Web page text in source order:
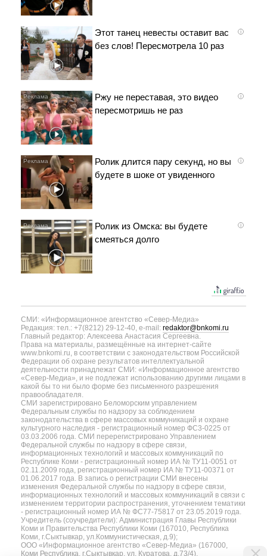
i
Этот танец невесты оставит вас
без слов! Пересмотрела 10 раз
i
Ржу не переставая, это видео
пересмотришь не раз
i
Ролик длится пару секунд, но вы
будете в шоке от увиденного
i
Ролик из Омска: вы будете
смеяться долго
СМИ: «Информационное агентство «Север-Медиа»
Редакция: тел.: +7(8212) 29-12-40, e-mail: redaktor@bnkomi.ru
Главный редактор: Алексеева Анастасия Сергеевна.
Права на материалы, размещённые на интернет-сайте
www.bnkomi.ru, в соответствии с законодательством Российской
Федерации об охране результатов интеллектуальной
деятельности принадлежат СМИ: «Информационное агентство
«Север-Медиа», и не подлежат использованию другими лицами в
какой бы то ни было форме без письменного разрешения
правообладателя.
СМИ зарегистрировано Беломорским управлением
Федеральным службы по надзору за соблюдением
законодательства в сфере массовых коммуникаций и охране
культурного наследия - регистрационный номер ФС3-0225 от
03.03.2006 года. СМИ перерегистрировано Управлением
Федеральной службы по надзору в сфере связи,
информационных технологий и массовых коммуникаций по
Республике Коми - регистрационный номер ИА № ТУ11-0051 от
02.11.2009 года, регистрационный номер ИА № ТУ11-00371 от
01.06.2017 года. В запись о регистрации СМИ внесены
изменения Федеральной службы по надзору в сфере связи,
информационных технологий и массовых коммуникаций в связи с
изменением территории распространения, уточнением тематики
- регистрационный номер ИА № ФС77-75817 от 23.05.2019 года.
Учредитель (соучредители): Администрация Главы Республики
Коми и Правительства Республики Коми (167010, Республика
Коми, г.Сыктывкар, ул.Коммунистическая, д.9);
ООО «Информационное агентство «Север-Медиа» (167000,
Коми Республика, г.Сыктывкар, ул. Куратова, д.73/4).